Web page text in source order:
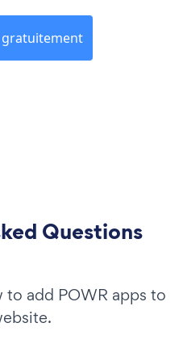
gratuitement
Questions
to add POWR apps to